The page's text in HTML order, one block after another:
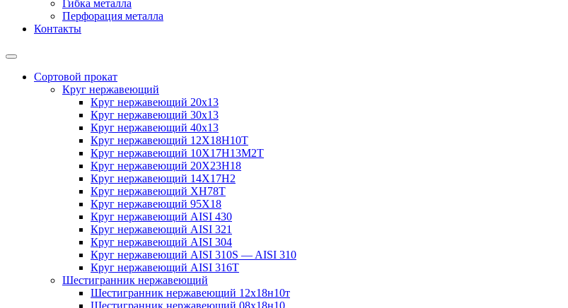
Гибка металла
Перфорация металла
Контакты
Сортовой прокат
Круг нержавеющий
Круг нержавеющий 20х13
Круг нержавеющий 30х13
Круг нержавеющий 40х13
Круг нержавеющий 12Х18Н10Т
Круг нержавеющий 10Х17Н13М2T
Круг нержавеющий 20Х23Н18
Круг нержавеющий 14Х17Н2
Круг нержавеющий ХН78Т
Круг нержавеющий 95Х18
Круг нержавеющий AISI 430
Круг нержавеющий AISI 321
Круг нержавеющий AISI 304
Круг нержавеющий AISI 310S — AISI 310
Круг нержавеющий AISI 316T
Шестигранник нержавеющий
Шестигранник нержавеющий 12х18н10т
Шестигранник нержавеющий 08х18н10